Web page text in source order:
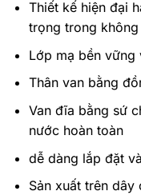
Thiết kế hiện đại
trọng trong
Lớp mạ bền vững
Thân van bằng
Van đĩa bằng sứ
nước hoàn toàn
dễ dàng lắp đặt
Sản xuất trên dây